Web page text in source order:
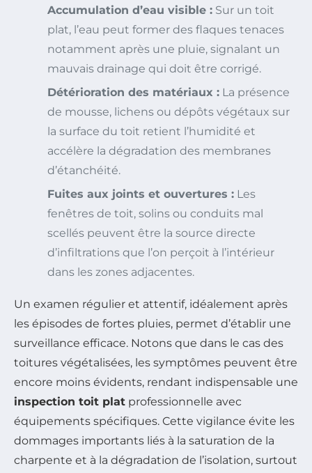
Accumulation d’eau visible : Sur un toit
plat, l’eau peut former des flaques tenaces
notamment après une pluie, signalant un
mauvais drainage qui doit être corrigé.
Détérioration des matériaux : La présence
de mousse, lichens ou dépôts végétaux sur
la surface du toit retient l’humidité et
accélère la dégradation des membranes
d’étanchéité.
Fuites aux joints et ouvertures : Les
fenêtres de toit, solins ou conduits mal
scellés peuvent être la source directe
d’infiltrations que l’on perçoit à l’intérieur
dans les zones adjacentes.
Un examen régulier et attentif, idéalement après
les épisodes de fortes pluies, permet d’établir une
surveillance efficace. Notons que dans le cas des
toitures végétalisées, les symptômes peuvent être
encore moins évidents, rendant indispensable une
inspection toit plat professionnelle avec
équipements spécifiques. Cette vigilance évite les
dommages importants liés à la saturation de la
charpente et à la dégradation de l’isolation, surtout